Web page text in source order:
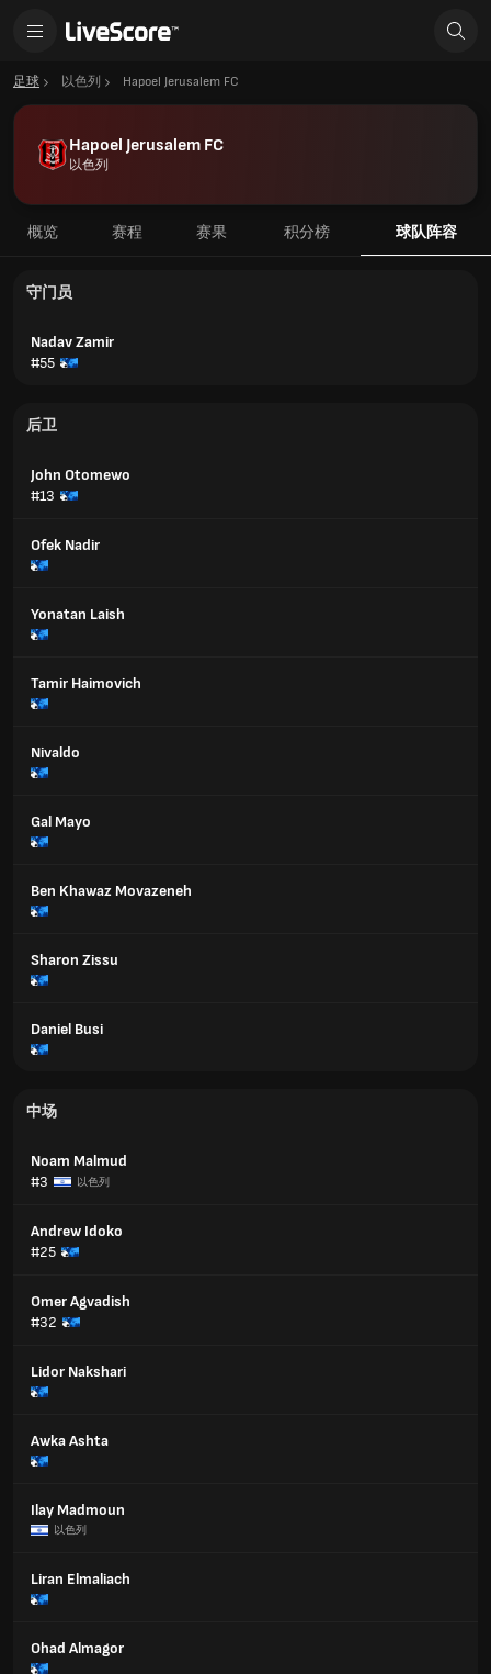
足球 以色列 Hapoel Jerusalem FC
Hapoel Jerusalem FC
以色列
概览 赛程 赛果 积分榜 球队阵容
守门员
Nadav Zamir
#55
后卫
John Otomewo
#13
Ofek Nadir
Yonatan Laish
Tamir Haimovich
Nivaldo
Gal Mayo
Ben Khawaz Movazeneh
Sharon Zissu
Daniel Busi
中场
Noam Malmud
#3
以色列
Andrew Idoko
#25
Omer Agvadish
#32
Lidor Nakshari
Awka Ashta
Ilay Madmoun
以色列
Liran Elmaliach
Ohad Almagor